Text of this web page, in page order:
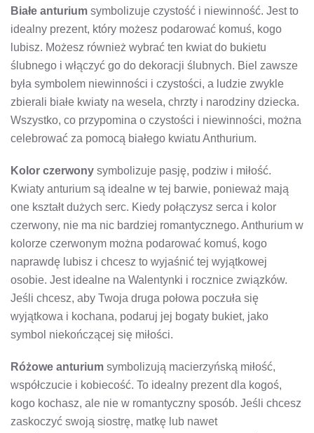
Białe anturium symbolizuje czystość i niewinność. Jest to
idealny prezent, który możesz podarować komuś, kogo
lubisz. Możesz również wybrać ten kwiat do bukietu
ślubnego i włączyć go do dekoracji ślubnych. Biel zawsze
była symbolem niewinności i czystości, a ludzie zwykle
zbierali białe kwiaty na wesela, chrzty i narodziny dziecka.
Wszystko, co przypomina o czystości i niewinności, można
celebrować za pomocą białego kwiatu Anthurium.
Kolor czerwony symbolizuje pasję, podziw i miłość.
Kwiaty anturium są idealne w tej barwie, ponieważ mają
one kształt dużych serc. Kiedy połączysz serca i kolor
czerwony, nie ma nic bardziej romantycznego. Anthurium w
kolorze czerwonym można podarować komuś, kogo
naprawdę lubisz i chcesz to wyjaśnić tej wyjątkowej
osobie. Jest idealne na Walentynki i rocznice związków.
Jeśli chcesz, aby Twoja druga połowa poczuła się
wyjątkowa i kochana, podaruj jej bogaty bukiet, jako
symbol niekończącej się miłości.
Różowe anturium symbolizują macierzyńską miłość,
współczucie i kobiecość. To idealny prezent dla kogoś,
kogo kochasz, ale nie w romantyczny sposób. Jeśli chcesz
zaskoczyć swoją siostrę, matkę lub nawet